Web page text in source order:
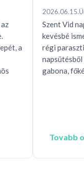
a
2026.06.15.
Szent Vid
kevésbé
régi
gabona,
Tovabb